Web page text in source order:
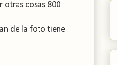
otras cosas 800
de la foto tiene